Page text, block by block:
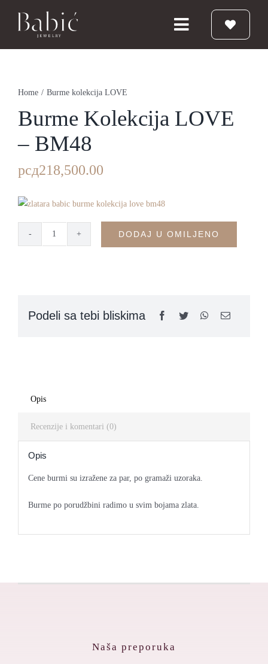
Toggle
Navigation
Prstenje
Home / Burme kolekcija LOVE
Burme Kolekcija LOVE
– BM48
рсд218,500.00
quantity
DODAJ U OMILJENO
Podeli sa tebi bliskima
Opis
Recenzije i komentari (0)
Opis
Cene burmi su izražene za par, po gramaži uzoraka.
Burme po porudžbini radimo u svim bojama zlata.
Naša preporuka